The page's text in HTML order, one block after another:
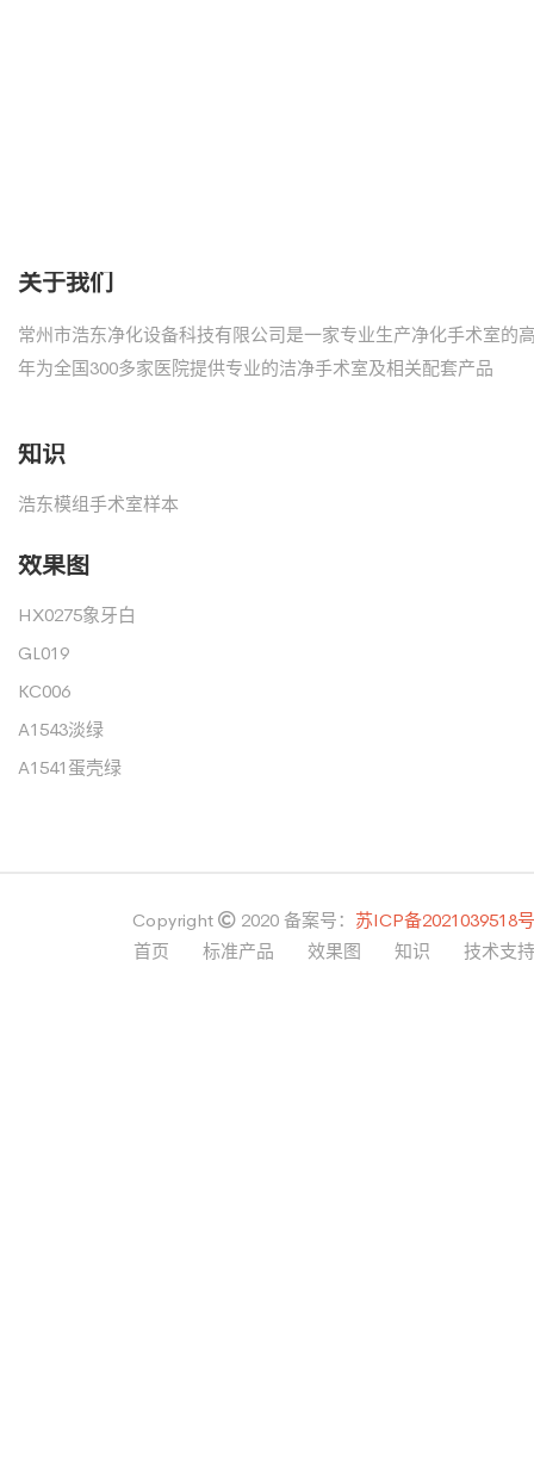
关于我们
常州市浩东净化设备科技有限公司是一家专业生产净化手术室的
年为全国300多家医院提供专业的洁净手术室及相关配套产品
知识
浩东模组手术室样本
效果图
HX0275象牙白
GL019
KC006
A1543淡绿
A1541蛋壳绿
Copyright 2020 备案号： 苏ICP备2021039518号
首页
标准产品 效果图 知识 技术支持